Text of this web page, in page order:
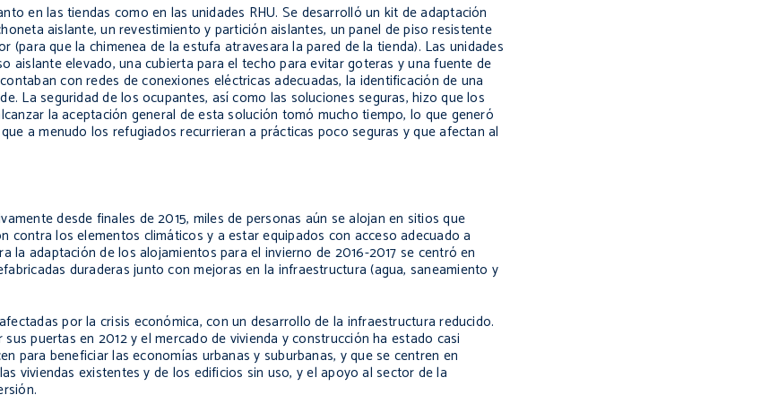
en las tiendas como en las unidades RHU. Se desarrolló un kit de adaptación
aislante, un revestimiento y partición aislantes, un panel de piso resistente
que la chimenea de la estufa atravesara la pared de la tienda). Las unidades
aislante elevado, una cubierta para el techo para evitar goteras y una fuente de
con redes de conexiones eléctricas adecuadas, la identificación de una
La seguridad de los ocupantes, así como las soluciones seguras, hizo que los
la aceptación general de esta solución tomó mucho tiempo, lo que generó
a menudo los refugiados recurrieran a prácticas poco seguras y que afectan al
desde finales de 2015, miles de personas aún se alojan en sitios que
los elementos climáticos y a estar equipados con acceso adecuado a
la adaptación de los alojamientos para el invierno de 2016-2017 se centró en
duraderas junto con mejoras en la infraestructura (agua, saneamiento y
por la crisis económica, con un desarrollo de la infraestructura reducido.
puertas en 2012 y el mercado de vivienda y construcción ha estado casi
para beneficiar las economías urbanas y suburbanas, y que se centren en
viviendas existentes y de los edificios sin uso, y el apoyo al sector de la